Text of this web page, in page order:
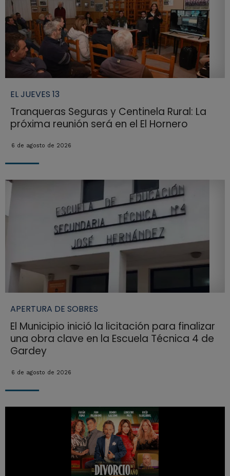
EL JUEVES 13
Tranqueras Seguras y Centinela Rural: La
próxima reunión será en el El Hornero
6 de agosto de 2026
APERTURA DE SOBRES
El Municipio inició la licitación para finalizar
una obra clave en la Escuela Técnica 4 de
Gardey
6 de agosto de 2026